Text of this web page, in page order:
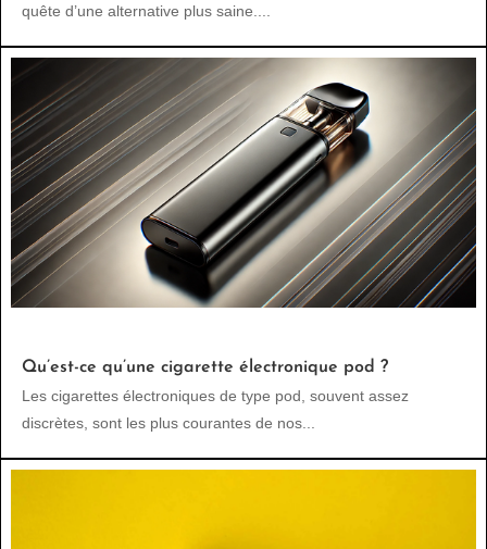
quête d’une alternative plus saine....
Qu’est-ce qu’une cigarette électronique pod ?
Les cigarettes électroniques de type pod, souvent assez
discrètes, sont les plus courantes de nos...